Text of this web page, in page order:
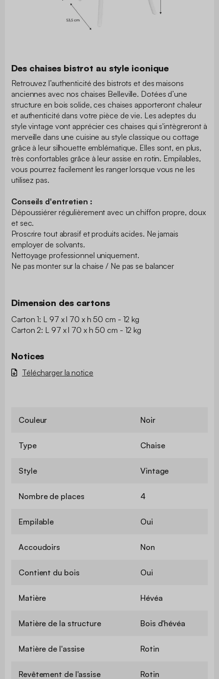
Des chaises bistrot au style iconique
Retrouvez l’authenticité des bistrots et des maisons
anciennes avec nos chaises Belleville. Dotées d’une
structure en bois solide, ces chaises apporteront chaleur
et authenticité dans votre pièce de vie. Les adeptes du
style vintage vont apprécier ces chaises qui s'intègreront à
merveille dans une cuisine au style classique ou cottage
grâce à leur silhouette emblématique. Elles sont, en plus,
très confortables grâce à leur assise en rotin. Empilables,
vous pourrez facilement les ranger lorsque vous ne les
utilisez pas.
Conseils d'entretien :
Dépoussiérer régulièrement avec un chiffon propre, doux
et sec.
Proscrire tout abrasif et produits acides. Ne jamais
employer de solvants.
Nettoyage professionnel uniquement.
Ne pas monter sur la chaise / Ne pas se balancer
Dimension des cartons
Carton 1: L 97 x l 70 x h 50 cm - 12 kg
Carton 2: L 97 x l 70 x h 50 cm - 12 kg
Notices
Télécharger la notice
Couleur Noir
Type Chaise
Style Vintage
Nombre de places 4
Empilable Oui
Accoudoirs Non
Contient du bois Oui
Matière Hévéa
Matière de la structure Bois d'hévéa
Matière de l'assise Rotin
Revêtement de l'assise Rotin